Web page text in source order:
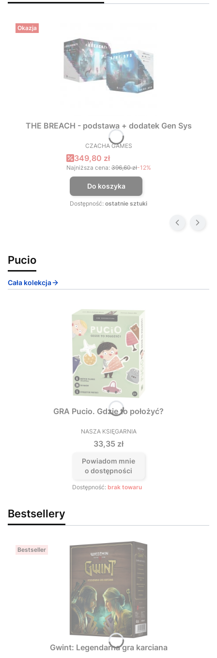
Okazja
THE BREACH - podstawa + dodatek Gen Sys
PRODUCENT
CZACHA GAMES
Cena promocyjna
349,80 zł
Najniższa cena: 396,60 zł-12%
Do koszyka
Dostępność: ostatnie sztuki
Pucio
Cała kolekcja
GRA Pucio. Gdzie to położyć?
PRODUCENT
NASZA KSIĘGARNIA
Cena
33,35 zł
Powiadom mnie
o dostępności
Dostępność: brak towaru
Bestsellery
Bestseller
Gwint: Legendarna gra karciana